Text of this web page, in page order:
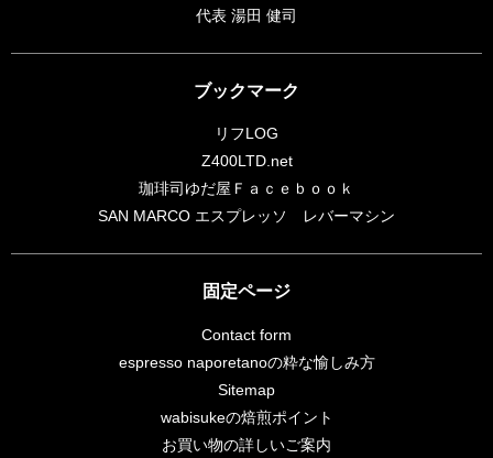
代表 湯田 健司
ブックマーク
リフLOG
Z400LTD.net
珈琲司ゆだ屋Ｆａｃｅｂｏｏｋ
SAN MARCO エスプレッソ レバーマシン
固定ページ
Contact form
espresso naporetanoの粋な愉しみ方
Sitemap
wabisukeの焙煎ポイント
お買い物の詳しいご案内